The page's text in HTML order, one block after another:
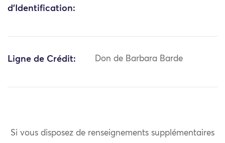
d'Identification:
Ligne de Crédit: Don de Barbara Barde
Si vous disposez de renseignements supplémentaires